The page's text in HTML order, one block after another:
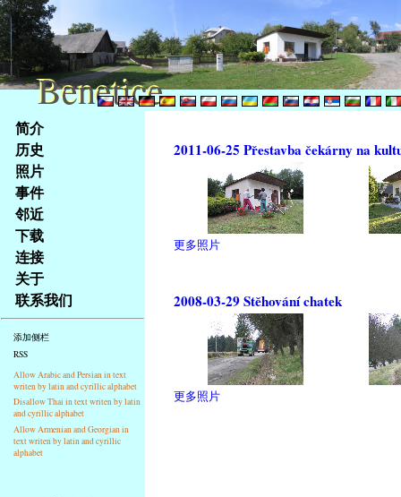
Na
obsah
stránky
Klávesové
zkratky
tomto
webu
základní
Hlavní
strana
简介
历史
照片
事件
邻近
下载
连接
关于
联系我们
添加侧栏
RSS
Allow Arabic and Persian in text
writen by latin and cyrillic alphabet
Disallow Thai in text writen by latin
and cyrillic alphabet
Allow Armenian and Georgian in
text writen by latin and cyrillic
alphabet
2011-06-25 Přestavba čekárny na
更多照片
2008-03-29 Stěhování chatek
更多照片
Benetice
Benetice